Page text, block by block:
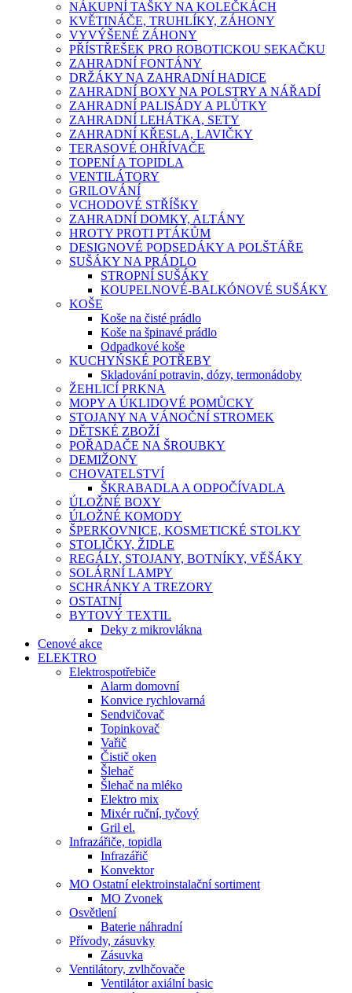
NÁKUPNÍ TAŠKY NA KOLEČKÁCH
KVĚTINÁČE, TRUHLÍKY, ZÁHONY
VYVÝŠENÉ ZÁHONY
PŘÍSTŘEŠEK PRO ROBOTICKOU SEKAČKU
ZAHRADNÍ FONTÁNY
DRŽÁKY NA ZAHRADNÍ HADICE
ZAHRADNÍ BOXY NA POLSTRY A NÁŘADÍ
ZAHRADNÍ PALISÁDY A PLŮTKY
ZAHRADNÍ LEHÁTKA, SETY
ZAHRADNÍ KŘESLA, LAVIČKY
TERASOVÉ OHŘÍVAČE
TOPENÍ A TOPIDLA
VENTILÁTORY
GRILOVÁNÍ
VCHODOVÉ STŘÍŠKY
ZAHRADNÍ DOMKY, ALTÁNY
HROTY PROTI PTÁKŮM
DESIGNOVÉ PODSEDÁKY A POLŠTÁŘE
SUŠÁKY NA PRÁDLO
STROPNÍ SUŠÁKY
KOUPELNOVÉ-BALKÓNOVÉ SUŠÁKY
KOŠE
Koše na čisté prádlo
Koše na špinavé prádlo
Odpadkové koše
KUCHYŃSKÉ POTŘEBY
Skladování potravin, dózy, termonádoby
ŽEHLICÍ PRKNA
MOPY A ÚKLIDOVÉ POMŮCKY
STOJANY NA VÁNOČNÍ STROMEK
DĚTSKÉ ZBOŽÍ
POŘADAČE NA ŠROUBKY
DEMIŽONY
CHOVATELSTVÍ
ŠKRABADLA A ODPOČÍVADLA
ÚLOŽNÉ BOXY
ÚLOŽNÉ KOMODY
ŠPERKOVNICE, KOSMETICKÉ STOLKY
STOLIČKY, ŽIDLE
REGÁLY, STOJANY, BOTNÍKY, VĚŠÁKY
SOLÁRNÍ LAMPY
SCHRÁNKY A TREZORY
OSTATNÍ
BYTOVÝ TEXTIL
Deky z mikrovlákna
Cenové akce
ELEKTRO
Elektrospotřebiče
Alarm domovní
Konvice rychlovarná
Sendvičovač
Topinkovač
Vařič
Čistič oken
Šlehač
Šlehač na mléko
Elektro mix
Mixér ruční, tyčový
Gril el.
Infrazářiče, topidla
Infrazářič
Konvektor
MO Ostatní elektroinstalační sortiment
MO Zvonek
Osvětlení
Baterie náhradní
Přívody, zásuvky
Zásuvka
Ventilátory, zvlhčovače
Ventilátor axiální basic